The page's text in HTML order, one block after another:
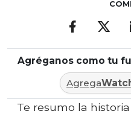
Agréganos como tu
Agrega
Te resumo la